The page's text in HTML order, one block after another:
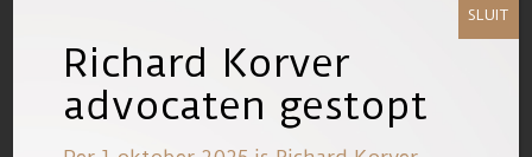
Zou niet zo langzamerhand dit ook
Richard Korver
advocaten gestopt
SLUIT